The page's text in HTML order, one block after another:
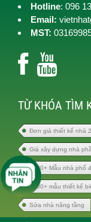
Hotline: 096
Email:
MST:
TỪ KHÓA TÌM
Đơn giá thiết kế nhà
Giá xây dựng nhà
1000+ Mẫu nhà phố
1000+ mẫu thiết kế
Sửa nhà nâng tầng